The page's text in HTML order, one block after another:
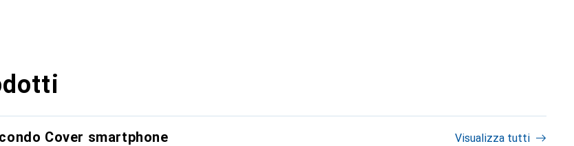
Cover smartphone Visualizza tutti